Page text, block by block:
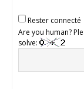
Rester connecté
Are you human?
solve: